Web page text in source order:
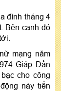
đình tháng 4
Bên cạnh đó
mạng năm
Giáp Dần
cho công
này tiến